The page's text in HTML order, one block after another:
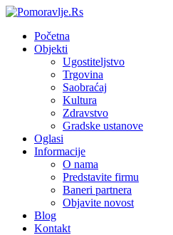
Početna
Objekti
Ugostiteljstvo
Trgovina
Saobraćaj
Kultura
Zdravstvo
Gradske ustanove
Oglasi
Informacije
O nama
Predstavite firmu
Baneri partnera
Objavite novost
Blog
Kontakt